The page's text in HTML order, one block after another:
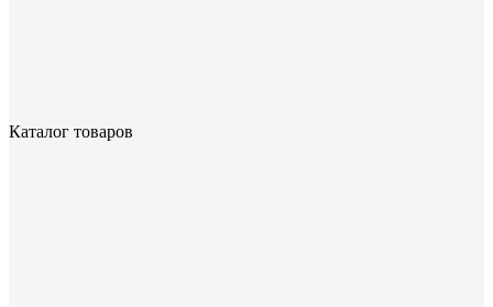
Каталог товаров